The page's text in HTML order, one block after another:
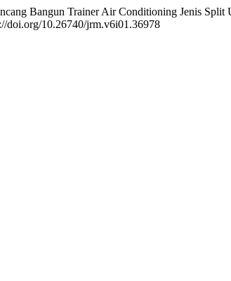
Bangun Trainer Air Conditioning Jenis
doi.org/10.26740/jrm.v6i01.36978